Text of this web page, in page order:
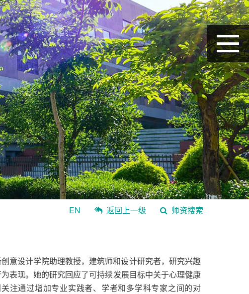
EN 返回上一级 师资搜索
意设计学院助理教授，建筑师和设计研究者，研究兴趣
表现。她的研究回应了可持续发展目标中关于心理健康
注通过增加专业实践者、学者和多学科专家之间的对